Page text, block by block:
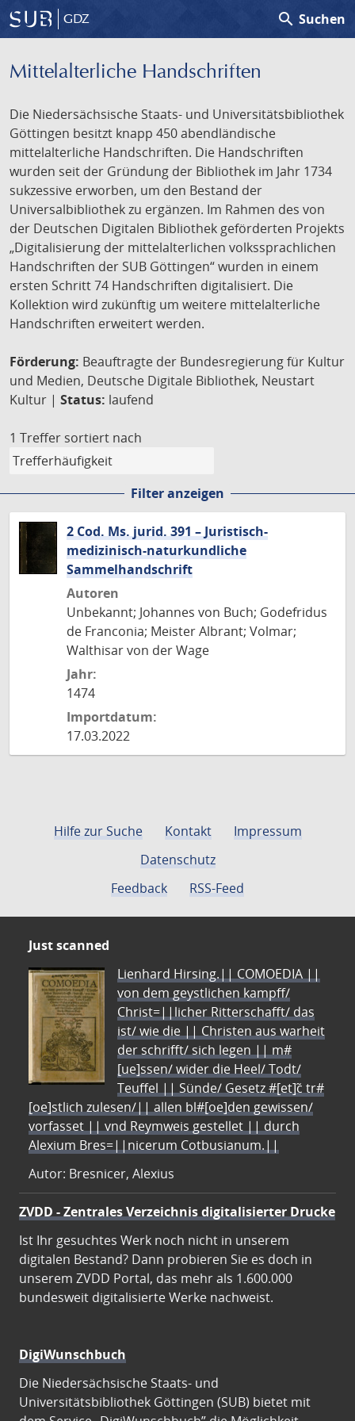
GDZ search Suchen
Mittelalterliche Handschriften
Die Niedersächsische Staats- und Universitätsbibliothek
Göttingen besitzt knapp 450 abendländische
mittelalterliche Handschriften. Die Handschriften
wurden seit der Gründung der Bibliothek im Jahr 1734
sukzessive erworben, um den Bestand der
Universalbibliothek zu ergänzen. Im Rahmen des von
der Deutschen Digitalen Bibliothek geförderten Projekts
„Digitalisierung der mittelalterlichen volkssprachlichen
Handschriften der SUB Göttingen“ wurden in einem
ersten Schritt 74 Handschriften digitalisiert. Die
Kollektion wird zukünftig um weitere mittelalterliche
Handschriften erweitert werden.
Förderung: Beauftragte der Bundesregierung für Kultur
und Medien, Deutsche Digitale Bibliothek, Neustart
Kultur | Status: laufend
1 Treffer sortiert nach
Filter anzeigen
2 Cod. Ms. jurid. 391 – Juristisch-
medizinisch-naturkundliche
Sammelhandschrift
Autoren
Unbekannt; Johannes von Buch; Godefridus
de Franconia; Meister Albrant; Volmar;
Walthisar von der Wage
Jahr:
1474
Importdatum:
17.03.2022
Hilfe zur Suche Kontakt
Impressum
Datenschutz
Feedback
RSS-Feed
Just scanned
Lienhard Hirsing.|| COMOEDIA ||
von dem geystlichen kampff/
Christ=||licher Ritterschafft/ das
ist/ wie die || Christen aus warheit
der schrifft/ sich legen || m#
[ue]ssen/ wider die Heel/ Todt/
Teuffel || Sünde/ Gesetz #[et]c̃ tr#
[oe]stlich zulesen/|| allen bl#[oe]den gewissen/
vorfasset || vnd Reymweis gestellet || durch
Alexium Bres=||nicerum Cotbusianum.||
Autor: Bresnicer, Alexius
ZVDD - Zentrales Verzeichnis digitalisierter Drucke
Ist Ihr gesuchtes Werk noch nicht in unserem
digitalen Bestand? Dann probieren Sie es doch in
unserem ZVDD Portal, das mehr als 1.600.000
bundesweit digitalisierte Werke nachweist.
DigiWunschbuch
Die Niedersächsische Staats- und
Universitätsbibliothek Göttingen (SUB) bietet mit